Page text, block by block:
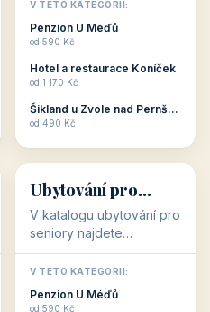
cenově dostupné
ubytování v ČR. Budete
c...
V TÉTO KATEGORII:
Penzion U Méďů
od 590 Kč
Hotel a restaurace Koníček
od 1 170 Kč
Šikland u Zvole nad Pernštejnem
od 490 Kč
🧓
🧓
33 objektů
Ubytování pro
seniory
V katalogu ubytování pro
seniory najdete
penziony a hotely, které
jsou přizpůsobeny pro
ubytování klientů vyššího
věku. Některé z nich
V TÉTO KATEGORII:
Penzion U Méďů
od 590 Kč